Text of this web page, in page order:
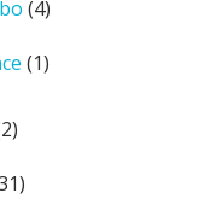
44
phẩm
11
22
phẩm
131